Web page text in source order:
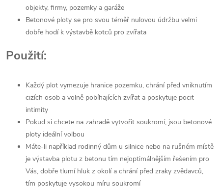
objekty, firmy, pozemky a garáže
Betonové ploty se pro svou téměř nulovou údržbu velmi
dobře hodí k výstavbě kotců pro zvířata
Použití:
Každý plot vymezuje hranice pozemku, chrání před vniknutím
cizích osob a volně pobíhajících zvířat a poskytuje pocit
intimity
Pokud si chcete na zahradě vytvořit soukromí, jsou betonové
ploty ideální volbou
Máte-li například rodinný dům u silnice nebo na rušném místě
je výstavba plotu z betonu tím nejoptimálnějším řešením pro
Vás, dobře tlumí hluk z okolí a chrání před zraky zvědavců,
tím poskytuje vysokou míru soukromí